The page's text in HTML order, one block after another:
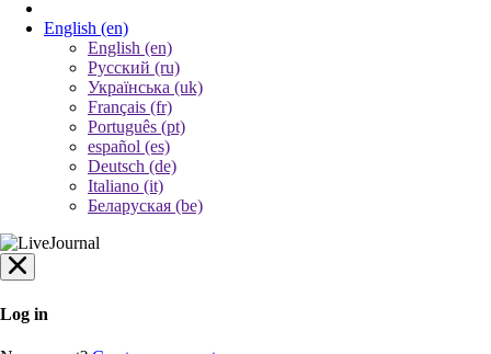
English (en)
English (en)
Русский (ru)
Українська (uk)
Français (fr)
Português (pt)
español (es)
Deutsch (de)
Italiano (it)
Беларуская (be)
Log in